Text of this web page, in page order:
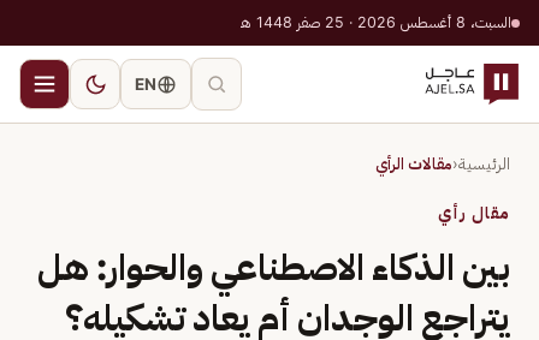
السبت، 8 أغسطس 2026 · 25 صفر 1448 هـ
EN
الرئيسية‹مقالات الرأي
مقال رأي
بين الذكاء الاصطناعي والحوار: هل
يتراجع الوجدان أم يعاد تشكيله؟